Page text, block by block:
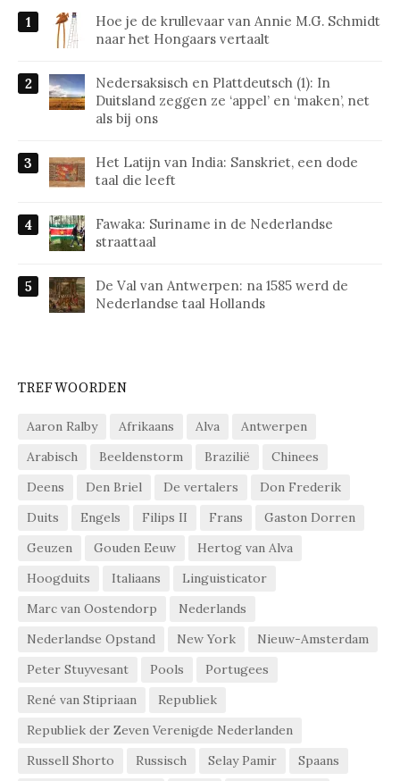
Hoe je de krullevaar van Annie M.G. Schmidt
naar het Hongaars vertaalt
Nedersaksisch en Plattdeutsch (1): In
Duitsland zeggen ze ‘appel’ en ‘maken’, net
als bij ons
Het Latijn van India: Sanskriet, een dode
taal die leeft
Fawaka: Suriname in de Nederlandse
straattaal
De Val van Antwerpen: na 1585 werd de
Nederlandse taal Hollands
TREFWOORDEN
Aaron Ralby Afrikaans Alva
Antwerpen
Arabisch
Beeldenstorm Brazilië
Chinees
Deens
Den Briel De vertalers
Don Frederik
Duits
Engels Filips II Frans
Gaston Dorren
Geuzen
Gouden Eeuw
Hertog van Alva
Hoogduits
Italiaans
Linguisticator
Marc van Oostendorp
Nederlands
Nederlandse Opstand
New York
Nieuw-Amsterdam
Peter Stuyvesant
Pools
Portugees
René van Stipriaan
Republiek
Republiek der Zeven Verenigde Nederlanden
Russell Shorto
Russisch Selay Pamir
Spaans